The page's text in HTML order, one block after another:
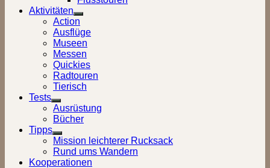
menu
Aktivitäten
Show
sub
menu
Action
Ausflüge
Museen
Messen
Quickies
Radtouren
Tierisch
Tests
Show
sub
menu
Ausrüstung
Bücher
Tipps
Show
sub
menu
Mission leichterer Rucksack
Rund ums Wandern
Kooperationen